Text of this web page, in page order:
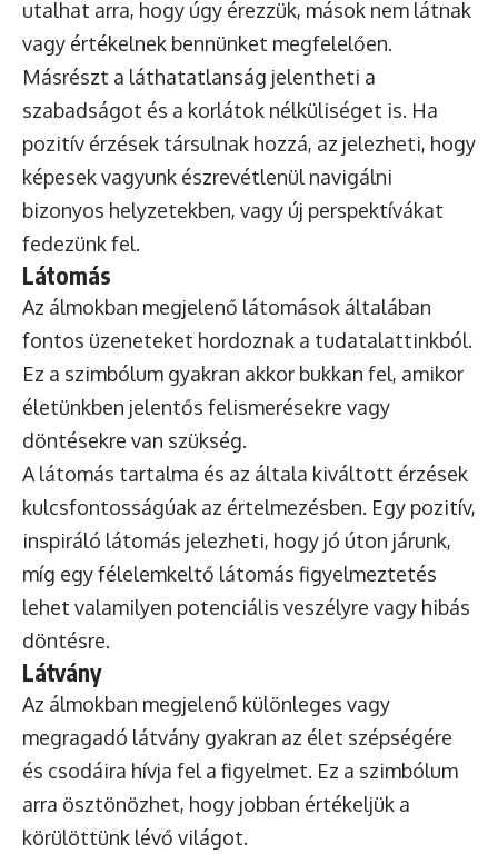
utalhat arra, hogy úgy érezzük, mások nem látnak
vagy értékelnek bennünket megfelelően.
Másrészt a láthatatlanság jelentheti a
szabadságot és a korlátok nélküliséget is. Ha
pozitív érzések társulnak hozzá, az jelezheti, hogy
képesek vagyunk észrevétlenül navigálni
bizonyos helyzetekben, vagy új perspektívákat
fedezünk fel.
Látomás
Az álmokban megjelenő látomások általában
fontos üzeneteket hordoznak a tudatalattinkból.
Ez a szimbólum gyakran akkor bukkan fel, amikor
életünkben jelentős felismerésekre vagy
döntésekre van szükség.
A látomás tartalma és az általa kiváltott érzések
kulcsfontosságúak az értelmezésben. Egy pozitív,
inspiráló látomás jelezheti, hogy jó úton járunk,
míg egy félelemkeltő látomás figyelmeztetés
lehet valamilyen potenciális veszélyre vagy hibás
döntésre.
Látvány
Az álmokban megjelenő különleges vagy
megragadó látvány gyakran az élet szépségére
és csodáira hívja fel a figyelmet. Ez a szimbólum
arra ösztönözhet, hogy jobban értékeljük a
körülöttünk lévő világot.